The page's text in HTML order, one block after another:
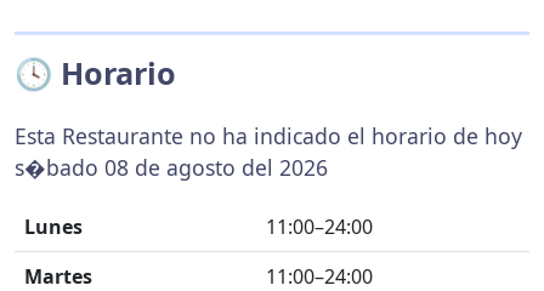
🕓 Horario
Esta Restaurante no ha indicado el horario de hoy
s�bado 08 de agosto del 2026
Lunes
11:00–24:00
Martes
11:00–24:00